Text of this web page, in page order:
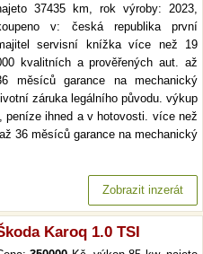
37435 km, rok výroby: 2023,
v: česká republika první
servisní knížka více než 19
kvalitních a prověřených aut. až
měsíců garance na mechanický
záruka legálního původu. výkup
peníze ihned a v hotovosti. více než
36 měsíců garance na mechanický
Zobrazit inzerát
Karoq 1.0 TSI